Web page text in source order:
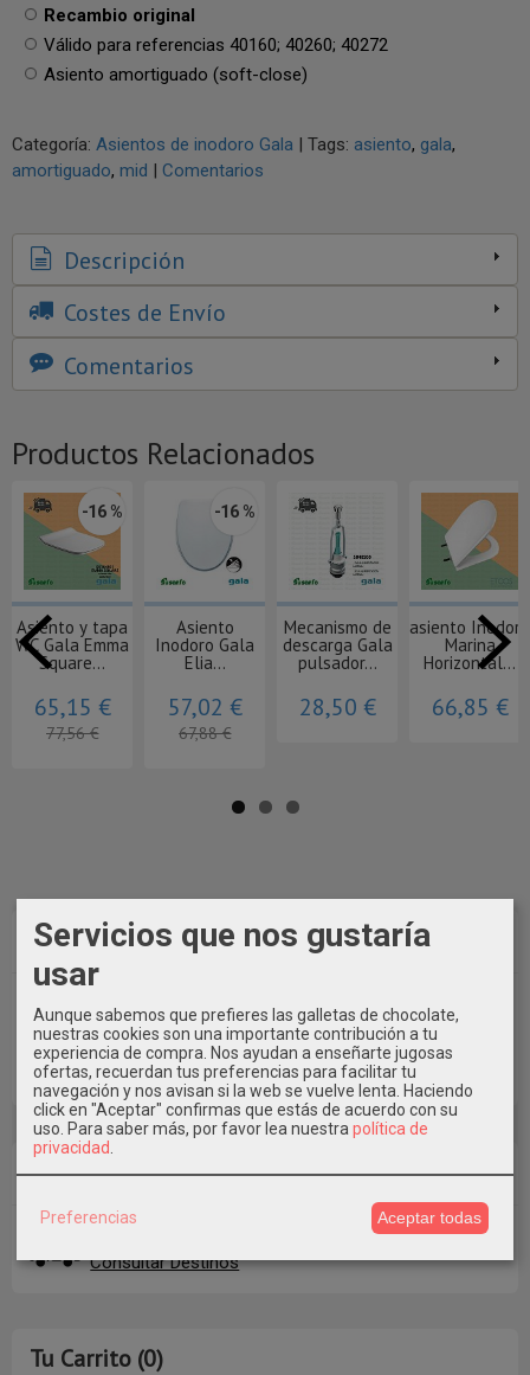
Marcas
Costes de Envío
Consultar Destinos
Tu Carrito (0)
Recambio original
Válido para referencias 40160; 40260; 40272
Asiento amortiguado (soft-close)
Categoría: Asientos de inodoro Gala | Tags: asiento gala
amortiguado mid | Comentarios
Descripción
Costes de Envío
Comentarios
Productos Relacionados
-16 %
Asiento y tapa
WC Gala Emma
Square...
65,15 €
77,56 €
-16 %
Asiento
Inodoro Gala
Elia...
57,02 €
67,88 €
Mecanismo de
descarga Gala
pulsador...
28,50 €
asiento Inodoro
Marina
Horizontal...
66,85 €
Servicios que nos gustaría
usar
Aunque sabemos que prefieres las galletas de chocolate,
nuestras cookies son una importante contribución a tu
experiencia de compra. Nos ayudan a enseñarte jugosas
ofertas, recuerdan tus preferencias para facilitar tu
navegación y nos avisan si la web se vuelve lenta. Haciendo
click en "Aceptar" confirmas que estás de acuerdo con su
uso. Para saber más, por favor lea nuestra política de
privacidad
Preferencias Aceptar todas